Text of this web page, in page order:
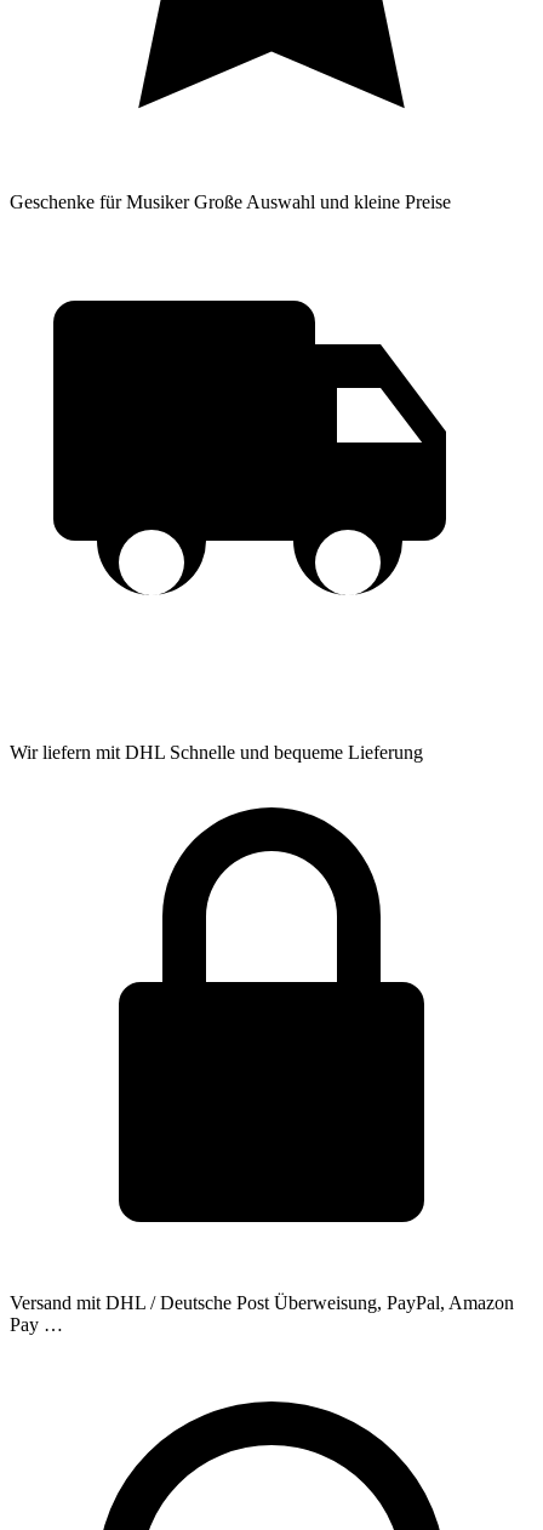
Geschenke für Musiker Große Auswahl und kleine Preise
Wir liefern mit DHL Schnelle und bequeme Lieferung
Versand mit DHL / Deutsche Post Überweisung, PayPal, Amazon
Pay …